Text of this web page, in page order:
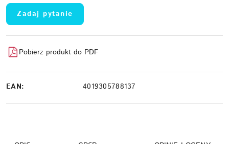
Zadaj pytanie
Pobierz produkt do PDF
EAN: 4019305788137